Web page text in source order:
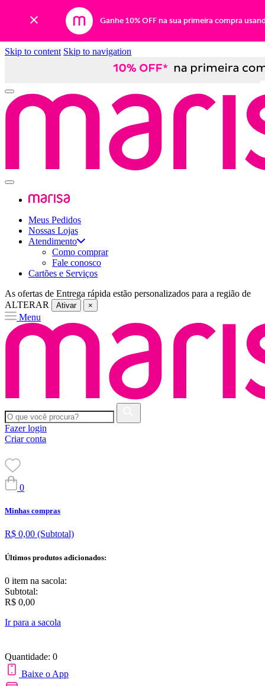
Ganhe 10% OFF na sua primeira compra
Skip to content Skip to navigation
Meus Pedidos
Nossas Lojas
Atendimento
Como comprar
Fale conosco
Cartões e Serviços
As ofertas de Entrega rápida estão personalizados para a região de
ALTERAR
Ativar ×
Menu
Fazer login
Criar conta
0
Minhas compras
R$ 0,00 (Subtotal)
Últimos produtos adicionados:
0 item na sacola:
Subtotal:
R$ 0,00
Ir para a sacola
Quantidade: 0
Baixe o App